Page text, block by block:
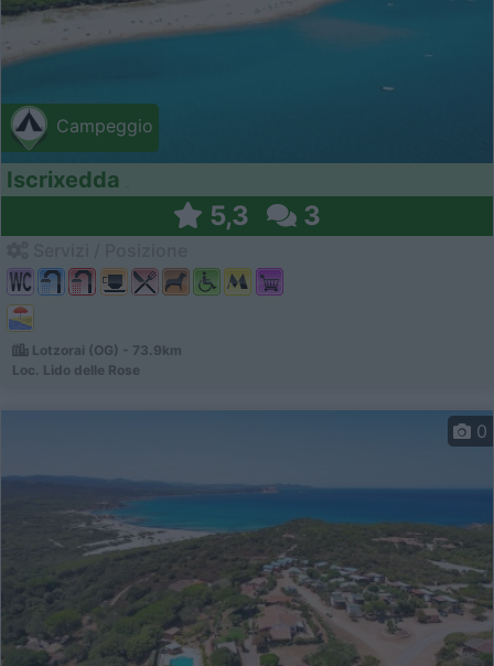
Campeggio
Iscrixedda
5,3 3
Lotzorai (OG) - 73.9km
Loc. Lido delle Rose
0